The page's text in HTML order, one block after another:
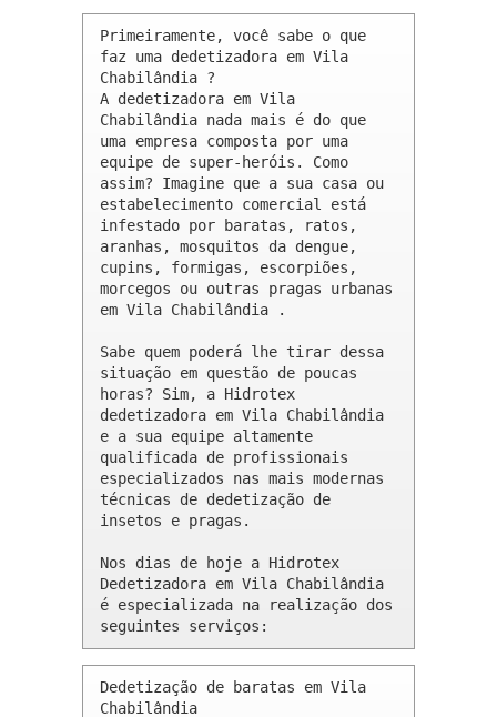
Primeiramente, você sabe o que
faz uma dedetizadora em Vila
Chabilândia ?
A dedetizadora em Vila
Chabilândia nada mais é do que
uma empresa composta por uma
equipe de super-heróis. Como
assim? Imagine que a sua casa ou
estabelecimento comercial está
infestado por baratas, ratos,
aranhas, mosquitos da dengue,
cupins, formigas, escorpiões,
morcegos ou outras pragas urbanas
em Vila Chabilândia .
Sabe quem poderá lhe tirar dessa
situação em questão de poucas
horas? Sim, a Hidrotex
dedetizadora em Vila Chabilândia
e a sua equipe altamente
qualificada de profissionais
especializados nas mais modernas
técnicas de dedetização de
insetos e pragas.
Nos dias de hoje a Hidrotex
Dedetizadora em Vila Chabilândia
é especializada na realização dos
seguintes serviços:
Dedetização de baratas em Vila
Chabilândia